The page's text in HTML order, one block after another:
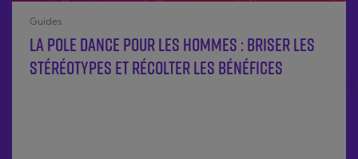
Guides
La pole dance pour les hommes : briser les
stéréotypes et récolter les bénéfices